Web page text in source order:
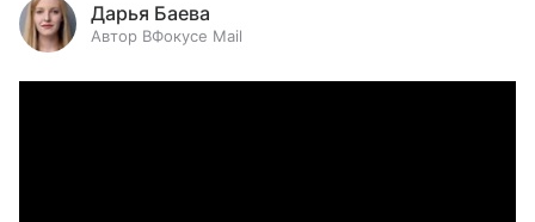
Дарья Баева
Автор ВФокусе Mail